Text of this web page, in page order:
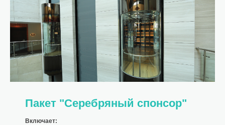
Пакет "Серебряный спонсор"
Включает: